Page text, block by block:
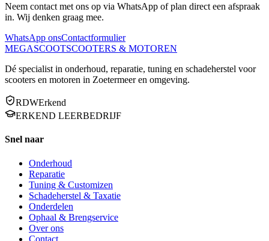
Neem contact met ons op via WhatsApp of plan direct een afspraak
in. Wij denken graag mee.
WhatsApp onsContactformulier
MEGASCOOTSCOOTERS & MOTOREN
Dé specialist in onderhoud, reparatie, tuning en schadeherstel voor
scooters en motoren in Zoetermeer en omgeving.
RDWErkend
ERKEND LEERBEDRIJF
Snel naar
Onderhoud
Reparatie
Tuning & Customizen
Schadeherstel & Taxatie
Onderdelen
Ophaal & Brengservice
Over ons
Contact